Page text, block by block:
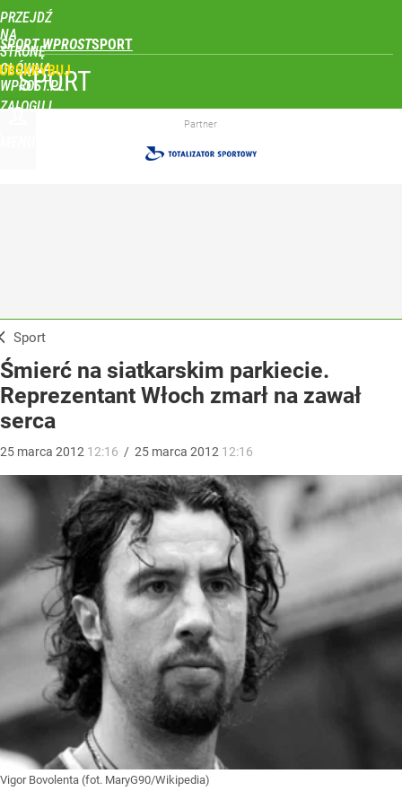
PRZEJDŹ
NA
STRONĘ
GŁÓWNĄ
WPROST.PL
SPORT WPROST
ZALOGUJ
SPORT
Partner
Sport
Śmierć na siatkarskim parkiecie.
Reprezentant Włoch zmarł na zawał
serca
25 marca 2012 12:16 / 25 marca 2012 12:16
Vigor Bovolenta (fot. MaryG90/Wikipedia)